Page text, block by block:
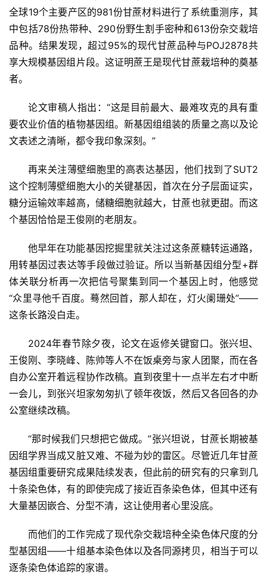
道
产
业
链
产
销
全球19个主要产区的981份甘蔗材料进行了系统重测序，其
中包括78份热带种、290份野生割手密种和613份杂交栽培
品种。结果发现，超过95%的现代甘蔗品种与POJ2878共
享大规模基因组片段。这证明蔗王是现代甘蔗栽培种的奠基
者。
论文审稿人指出：“这是目前最大、最难攻克的具有重
要农业价值的植物基因组。新基因组组装的质量之高以及论
文表述之清晰，都令我印象深刻。”
再来关注薄壁细胞里的高表达基因，他们找到了SUT2
这个控制薄壁细胞大小的关键基因，首次在分子层面证实，
糖分运输效率越高，储糖细胞就越大，甘蔗也就更甜。而这
个基因恰恰是王俊刚的老朋友。
他早年在功能基因挖掘里就关注过这条蔗糖转运通路，
用转基因过表达等手段做过验证。所以当新基因组分型+群
体关联分析再一次把信号聚集到同一个基因上时，他感觉
“众里寻他千百度。蓦然回首，那人却在，灯火阑珊处”——
这条长路没白走。
2024年春节除夕夜，论文在返修关键窗口。张兴坦、
王俊刚、李晓峰、陈帅等人不在饭桌旁与家人团聚，而在各
自办公室开着远程协作改稿。直到夜里十一点半左右才中断
一会儿，到张兴坦家匆匆扒了顿年夜饭，然后又各回各的办
公室继续改稿。
“那时候我们只想把它做成。”张兴坦说，甘蔗长期被基
因组学界当成又脏又难、不碰为妙的雷区。尽管近几年甘蔗
基因组重要研究成果陆续发表，但此前的研究有的只拿到几
十条染色体，有的即使完成了接近百条染色体，但其中还有
大量基因嵌合、分型不清，这让使用者心里没底。
而他们的工作完成了现代杂交栽培种全染色体尺度的分
型基因组——十组基本染色体以及各同源拷贝，相当于可以
逐条染色体追踪的家谱。